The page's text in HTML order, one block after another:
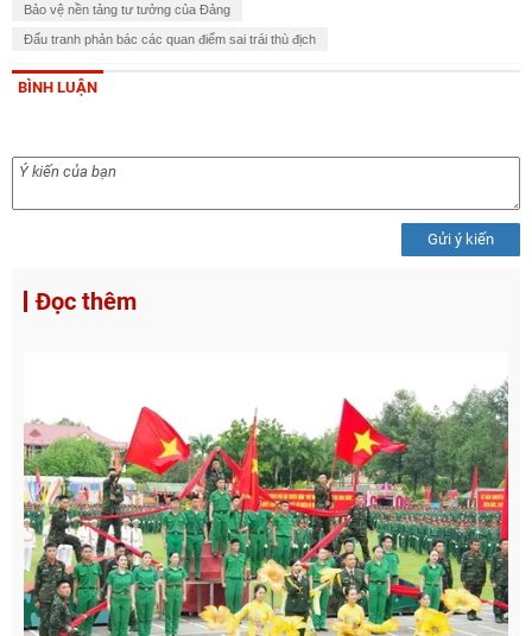
Bảo vệ nền tảng tư tưởng của Đảng
Đấu tranh phản bác các quan điểm sai trái thù địch
BÌNH LUẬN
Gửi ý kiến
Đọc thêm